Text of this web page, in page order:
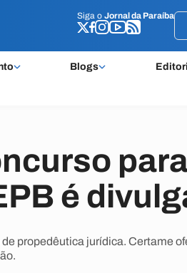
Siga o Jornal da Paraíba
Blogs
Siga o Jornal da Paraíba
é
propedêutica jurídica. Certame